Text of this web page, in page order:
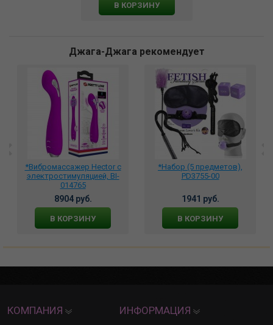
В КОРЗИНУ
Джага-Джага рекомендует
*Вибромассажер Hector с
электростимуляцией, BI-
014765
8904 руб.
В КОРЗИНУ
*Набор (5 предметов),
PD3755-00
1941 руб.
В КОРЗИНУ
КОМПАНИЯ ИНФОРМАЦИЯ